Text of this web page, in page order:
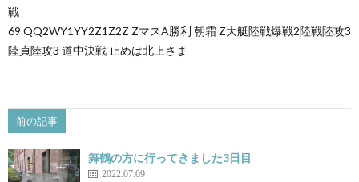
戦
69 QQ2WY1YY2Z1Z2Z ZマスA勝利 朝霜 Z大艇陸戦爆戦2陸戦陸攻3
陸貞陸攻3 道中決戦 止めは北上さま
前の記事
舞鶴の方に行ってきました3日目
2022.07.09